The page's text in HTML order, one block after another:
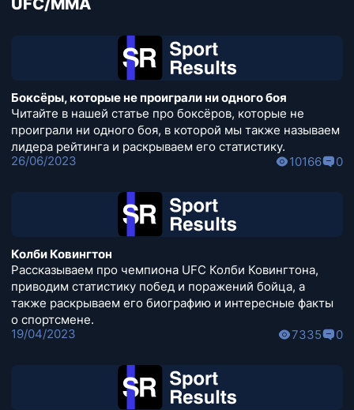
UFC/MMA
Боксёры, которые не проиграли ни одного боя
Читайте в нашей статье про боксёров, которые не
проиграли ни одного боя, в которой мы также называем
лидера рейтинга и раскрываем его статистику.
26/06/2023
10166 0
Колби Ковингтон
Рассказываем про чемпиона UFC Колби Ковингтона,
приводим статистику побед и поражений бойца, а
также раскрываем его биографию и интересные факты
о спортсмене.
19/04/2023
7335 0